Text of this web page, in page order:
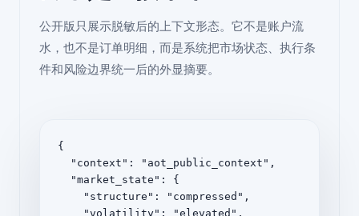
公开版只展示脱敏后的上下文形态。它不是账户流
水，也不是订单明细，而是系统把市场状态、执行条
件和风险边界统一后的外显摘要。
{
  "context": "aot_public_context",
  "market_state": {
    "structure": "compressed",
    "volatility": "elevated",